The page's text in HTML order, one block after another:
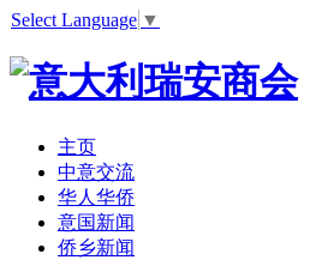
Select Language ▼
主页
中意交流
华人华侨
意国新闻
侨乡新闻